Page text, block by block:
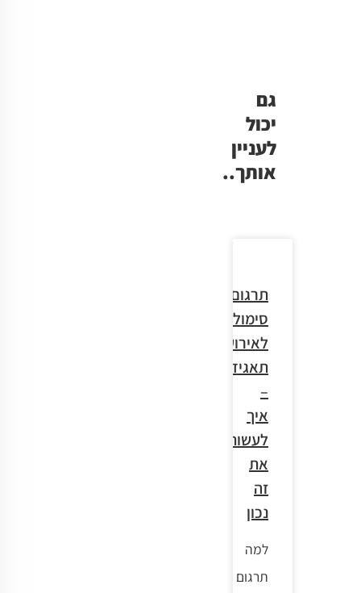
גם
יכול
לעניין
אותך..
תרגום
סימולטני
לאירועי
תאגיד
–
איך
לעשות
את
זה
נכון
למה
תרגום